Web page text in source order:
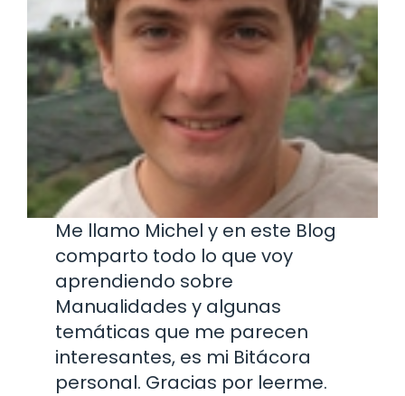
Me llamo Michel y en este Blog
comparto todo lo que voy
aprendiendo sobre
Manualidades y algunas
temáticas que me parecen
interesantes, es mi Bitácora
personal. Gracias por leerme.